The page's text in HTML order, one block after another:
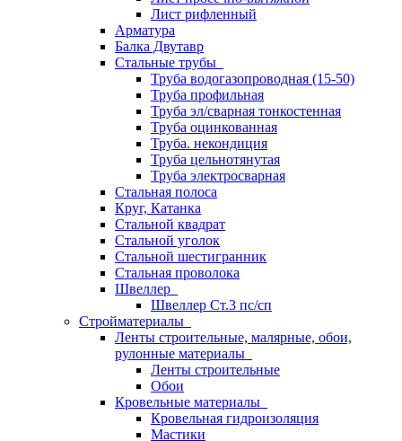
Лист рифленный
Арматура
Балка Двутавр
Стальные трубы
Труба водогазопроводная (15-50)
Труба профильная
Труба эл/сварная тонкостенная
Труба оцинкованная
Труба. некондиция
Труба цельнотянутая
Труба электросварная
Стальная полоса
Круг, Катанка
Стальной квадрат
Стальной уголок
Стальной шестигранник
Стальная проволока
Швеллер
Швеллер Ст.3 пс/сп
Стройматериалы
Ленты строительные, малярные, обои,
рулонные материалы
Ленты строительные
Обои
Кровельные материалы
Кровельная гидроизоляция
Мастики